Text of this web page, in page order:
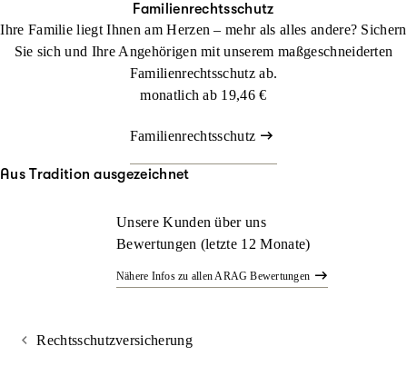
Familienrechtsschutz
Ihre Familie liegt Ihnen am Herzen – mehr als alles andere? Sichern
Sie sich und Ihre Angehörigen mit unserem maßgeschneiderten
Familienrechtsschutz ab.
monatlich ab 19,46 €
Familienrechtsschutz
Aus Tradition ausgezeichnet
Unsere Kunden über uns
Bewertungen (letzte 12 Monate)
Nähere Infos zu allen ARAG Bewertungen
Rechtsschutzversicherung